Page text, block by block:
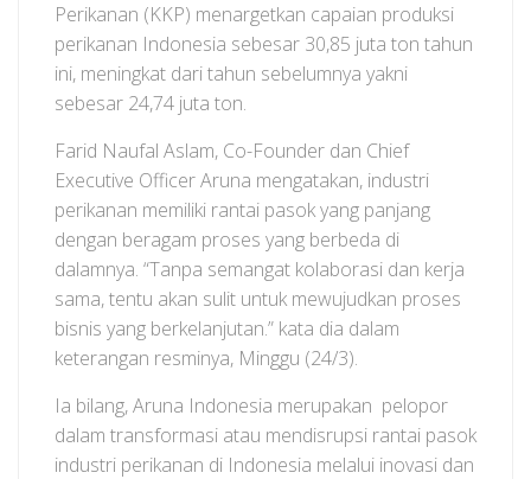
Perikanan (KKP) menargetkan capaian produksi
perikanan Indonesia sebesar 30,85 juta ton tahun
ini, meningkat dari tahun sebelumnya yakni
sebesar 24,74 juta ton.
Farid Naufal Aslam, Co-Founder dan Chief
Executive Officer Aruna mengatakan, industri
perikanan memiliki rantai pasok yang panjang
dengan beragam proses yang berbeda di
dalamnya. “Tanpa semangat kolaborasi dan kerja
sama, tentu akan sulit untuk mewujudkan proses
bisnis yang berkelanjutan.” kata dia dalam
keterangan resminya, Minggu (24/3).
Ia bilang, Aruna Indonesia merupakan pelopor
dalam transformasi atau mendisrupsi rantai pasok
industri perikanan di Indonesia melalui inovasi dan